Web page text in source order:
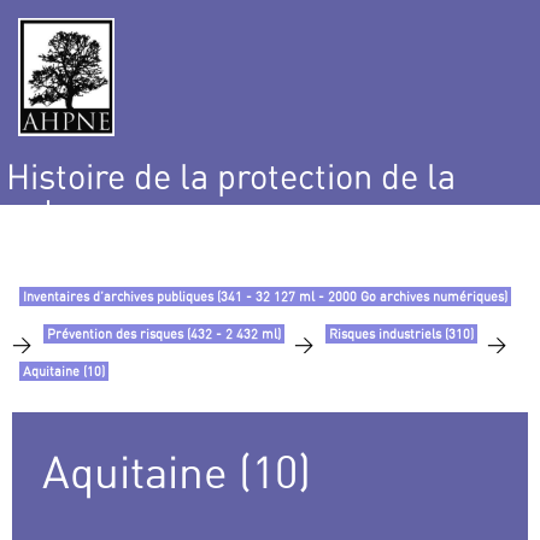
Histoire de la protection de la
nature
Inventaires d’archives publiques (341 - 32 127 ml - 2000 Go archives numériques)
> Prévention des risques (432 - 2 432 ml) > Risques industriels (310) >
Aquitaine (10)
Aquitaine (10)